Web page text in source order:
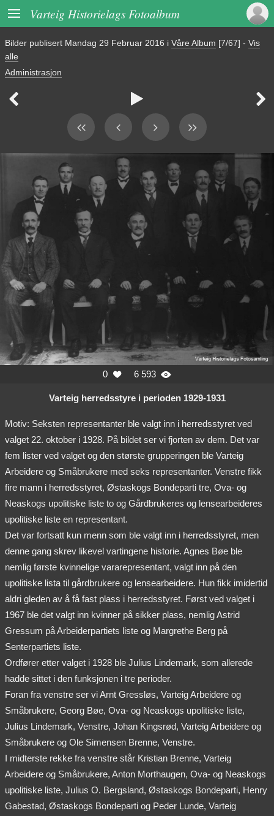
 Varteig Historielags Fotoalbum
Bilder publisert Mandag 29 Februar 2016 i Våre Album [7/67] - Vis
alle
Administrasjon
  
0  6 593 
Varteig herredsstyre i perioden 1929-1931
Motiv: Seksten representanter ble valgt inn i herredsstyret ved
valget 22. oktober i 1928. På bildet ser vi fjorten av dem. Det var
fem lister ved valget og den største grupperingen ble Varteig
Arbeidere og Småbrukere med seks representanter. Venstre fikk
fire mann i herredsstyret, Østaskogs Bondeparti tre, Ova- og
Neaskogs upolitiske liste to og Gårdbrukeres og lensearbeideres
upolitiske liste en representant.
Det var fortsatt kun menn som ble valgt inn i herredsstyret, men
denne gang skrev likevel vartingene historie. Agnes Bøe ble
nemlig første kvinnelige vararepresentant, valgt inn på den
upolitiske lista til gårdbrukere og lensearbeidere. Hun fikk imidertid
aldri gleden av å få fast plass i herredsstyret. Først ved valget i
1967 ble det valgt inn kvinner på sikker plass, nemlig Astrid
Gressum på Arbeiderpartiets liste og Margrethe Berg på
Senterpartiets liste.
Ordfører etter valget i 1928 ble Julius Lindemark, som allerede
hadde sittet i den funksjonen i tre perioder.
Foran fra venstre ser vi Arnt Gressløs, Varteig Arbeidere og
Småbrukere, Georg Bøe, Ova- og Neaskogs upolitiske liste,
Julius Lindemark, Venstre, Johan Kingsrød, Varteig Arbeidere og
Småbrukere og Ole Simensen Brenne, Venstre.
I midterste rekke fra venstre står Kristian Brenne, Varteig
Arbeidere og Småbrukere, Anton Morthaugen, Ova- og Neaskogs
upolitiske liste, Julius O. Bergsland, Østaskogs Bondeparti, Henry
Gabestad, Østaskogs Bondeparti og Peder Lunde, Varteig